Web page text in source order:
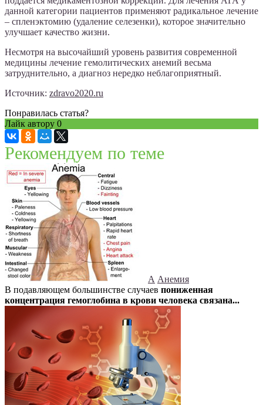
данной категории пациентов применяют радикальное лечение
– спленэктомию (удаление селезенки), которое значительно
улучшает качество жизни.
Несмотря на высочайший уровень развития современной
медицины лечение гемолитических анемий весьма
затруднительно, а диагноз нередко неблагоприятный.
Источник: zdravo2020.ru
Понравилась статья?
Лайк автору 0
Рекомендуем по теме
А Анемия
В подавляющем большинстве случаев пониженная
концентрация гемоглобина в крови человека связана...